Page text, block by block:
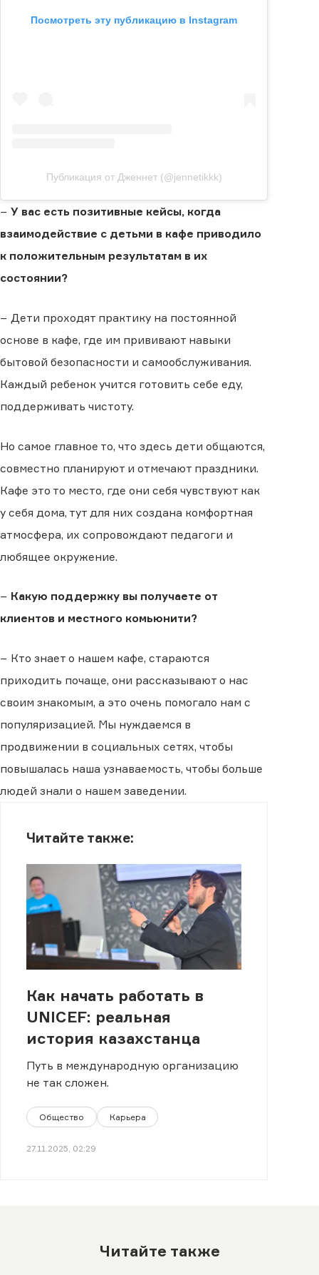
Посмотреть эту публикацию в Instagram
Публикация от Дженнет (@jennetikkk)
− У вас есть позитивные кейсы, когда
взаимодействие с детьми в кафе приводило
к положительным результатам в их
состоянии?
− Дети проходят практику на постоянной
основе в кафе, где им прививают навыки
бытовой безопасности и самообслуживания.
Каждый ребенок учится готовить себе еду,
поддерживать чистоту.
Но самое главное то, что здесь дети общаются,
совместно планируют и отмечают праздники.
Кафе это то место, где они себя чувствуют как
у себя дома, тут для них создана комфортная
атмосфера, их сопровождают педагоги и
любящее окружение.
− Какую поддержку вы получаете от
клиентов и местного комьюнити?
− Кто знает о нашем кафе, стараются
приходить почаще, они рассказывают о нас
своим знакомым, а это очень помогало нам с
популяризацией. Мы нуждаемся в
продвижении в социальных сетях, чтобы
повышалась наша узнаваемость, чтобы больше
людей знали о нашем заведении.
Читайте также:
Как начать работать в
UNICEF: реальная
история казахстанца
Путь в международную организацию
не так сложен.
Общество Карьера
27.11.2025, 02:29
Читайте также